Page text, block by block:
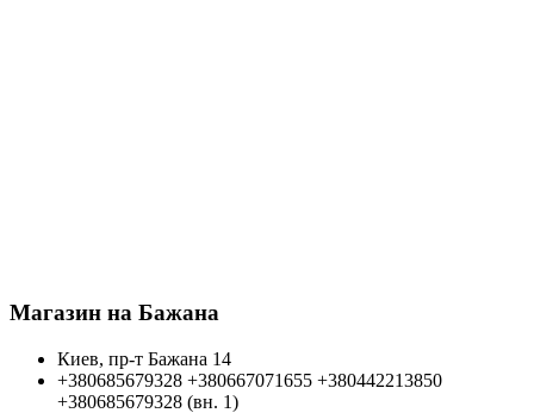
Магазин на Бажана
Киев, пр-т Бажана 14
+380685679328 +380667071655 +380442213850
+380685679328 (вн. 1)